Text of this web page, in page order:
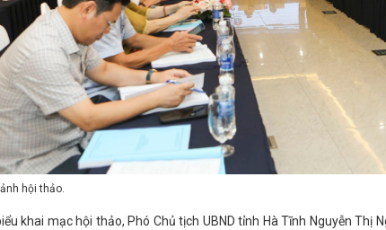
hội thảo.
khai mạc hội thảo, Phó Chủ tịch UBND tỉnh Hà Tĩnh Nguyễn Thị